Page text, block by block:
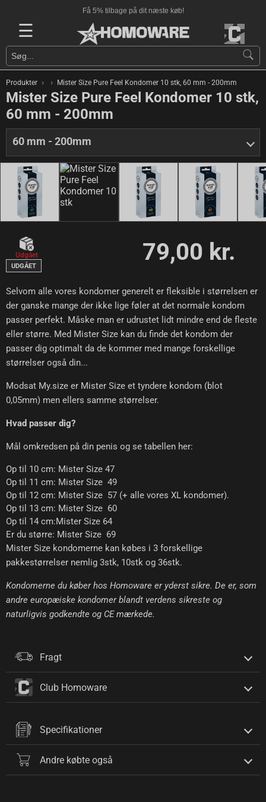
Få 5% tilbage på dit næste køb!
☰
Produkter › › Mister Size Pure Feel Kondomer 10 stk, 60 mm - 200mm
Mister Size Pure Feel Kondomer 10 stk,
60 mm - 200mm
60 mm - 200mm
Udgået
UDGÅET
79,00 kr.
Selvom alle vores kondomer generelt er fleksible i størrelsen er
der ganske mange der ikke lige føler at det normale kondom
passer perfekt. Måske man er udrustet lidt mindre end de fleste
eller større. Med Mister Size kan du finde det kondom der
passer dig optimalt da de kommer med mange forskellige
størrelser også din...
Modsat My.size er Mister Size et tyndere kondom (blot
0,05mm) men ellers samme størrelser.
Hvad passer dig?
Mål omkredsen på din penis og se tabellen her:
Op til 10 cm: Mister Size 47
Op til 11 cm: Mister Size 49
Op til 12 cm: Mister Size 57 (+ alle vores XL kondomer).
Op til 13 cm: Mister Size 60
Op til 14 cm:Mister Size 64
Er du større: Mister Size 69
Mister Size kondomerne kan købes i 3 forskellige
pakkestørrelser nemlig 3stk, 10stk og 36stk.
Kondomerne du køber hos Homoware er yderst sikre. De er, som
andre europæiske kondomer blandt verdens sikreste og
naturligvis godkendte og CE mærkede.
Fragt
Club Homoware
Specifikationer
Andre købte også